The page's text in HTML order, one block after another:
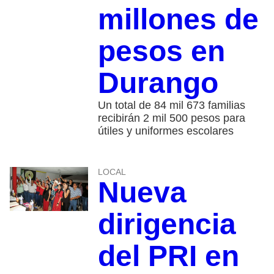
millones de
pesos en
Durango
Un total de 84 mil 673 familias
recibirán 2 mil 500 pesos para
útiles y uniformes escolares
LOCAL
Nueva
dirigencia
del PRI en